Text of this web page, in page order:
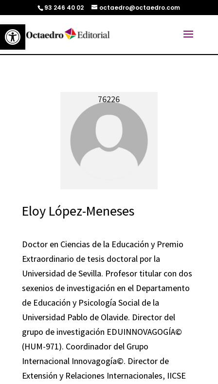
Abrir barra de herramientas
93 246 40 02 octaedro@octaedro.com
76226
Eloy López-Meneses
Doctor en Ciencias de la Educación y Premio
Extraordinario de tesis doctoral por la
Universidad de Sevilla. Profesor titular con dos
sexenios de investigación en el Departamento
de Educación y Psicología Social de la
Universidad Pablo de Olavide. Director del
grupo de investigación EDUINNOVAGOGÍA©
(HUM-971). Coordinador del Grupo
Internacional Innovagogía©. Director de
Extensión y Relaciones Internacionales, IICSE